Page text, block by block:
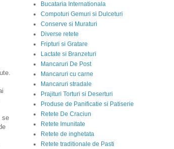
se
Bucataria Internationala
Compoturi Gemuri si Dulceturi
Conserve si Muraturi
Diverse retete
Fripturi si Gratare
Lactate si Branzeturi
Mancaruri De Post
Mancaruri cu carne
Mancaruri stradale
Prajituri Torturi si Deserturi
Produse de Panificatie si Patiserie
Retete De Craciun
Retete Imunitate
Retete de inghetata
Retete traditionale de Pasti